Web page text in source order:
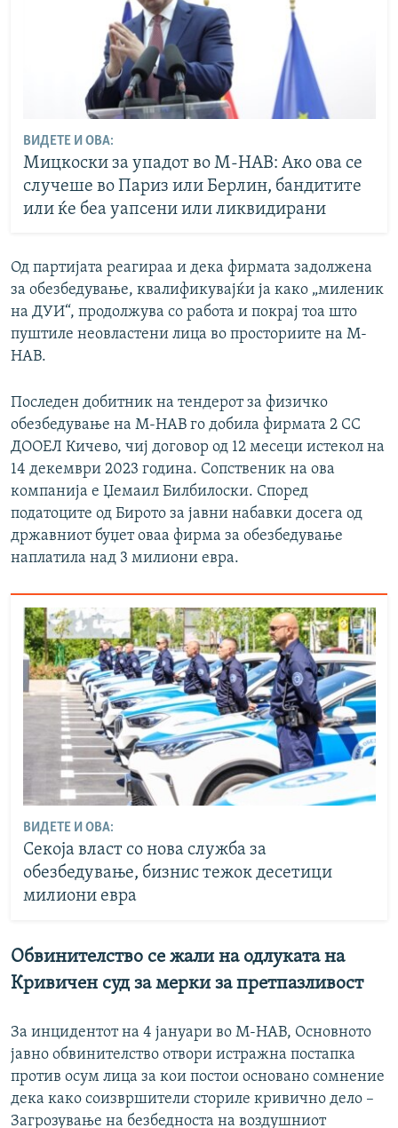
ВИДЕТЕ И ОВА:
Мицкоски за упадот во М-НАВ: Ако ова се
случеше во Париз или Берлин, бандитите
или ќе беа уапсени или ликвидирани
Од партијата реагираа и дека фирмата задолжена
за обезбедување, квалификувајќи ја како „миленик
на ДУИ“, продолжува со работа и покрај тоа што
пуштиле неовластени лица во просториите на М-
НАВ.
Последен добитник на тендерот за физичко
обезбедување на М-НАВ го добила фирмата 2 СС
ДООЕЛ Кичево, чиј договор од 12 месеци истекол на
14 декември 2023 година. Сопственик на ова
компанија е Џемаил Билбилоски. Според
податоците од Бирото за јавни набавки досега од
државниот буџет оваа фирма за обезбедување
наплатила над 3 милиони евра.
ВИДЕТЕ И ОВА:
Секоја власт со нова служба за
обезбедување, бизнис тежок десетици
милиони евра
Обвинителство се жали на одлуката на
Кривичен суд за мерки за претпазливост
За инцидентот на 4 јануари во М-НАВ, Основното
јавно обвинителство отвори истражна постапка
против осум лица за кои постои основано сомнение
дека како соизвршители сториле кривично дело –
Загрозување на безбедноста на воздушниот